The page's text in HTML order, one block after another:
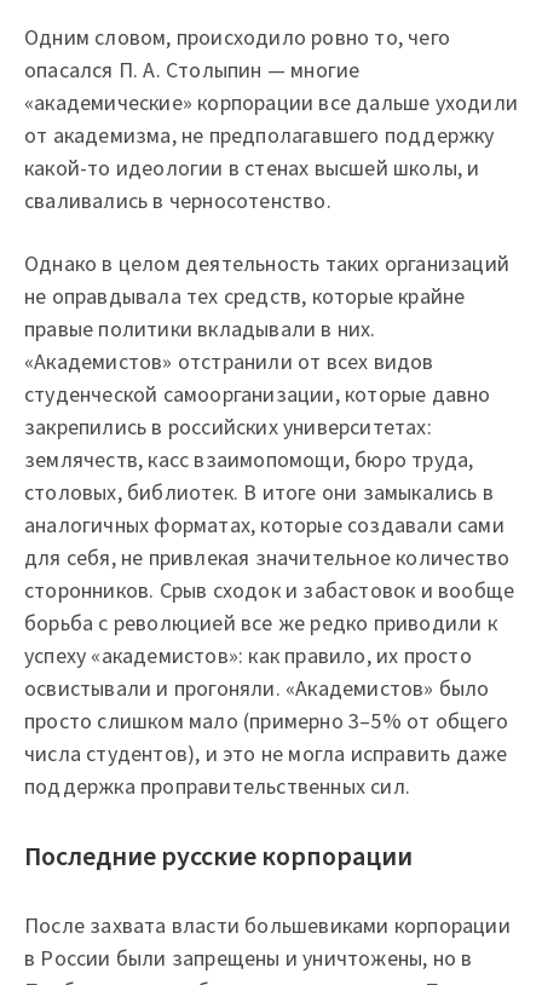
Одним словом, происходило ровно то, чего
опасался П. А. Столыпин — многие
«академические» корпорации все дальше уходили
от академизма, не предполагавшего поддержку
какой-то идеологии в стенах высшей школы, и
сваливались в черносотенство.
Однако в целом деятельность таких организаций
не оправдывала тех средств, которые крайне
правые политики вкладывали в них.
«Академистов» отстранили от всех видов
студенческой самоорганизации, которые давно
закрепились в российских университетах:
землячеств, касс взаимопомощи, бюро труда,
столовых, библиотек. В итоге они замыкались в
аналогичных форматах, которые создавали сами
для себя, не привлекая значительное количество
сторонников. Срыв сходок и забастовок и вообще
борьба с революцией все же редко приводили к
успеху «академистов»: как правило, их просто
освистывали и прогоняли. «Академистов» было
просто слишком мало (примерно 3–5% от общего
числа студентов), и это не могла исправить даже
поддержка проправительственных сил.
Последние русские корпорации
После захвата власти большевиками корпорации
в России были запрещены и уничтожены, но в